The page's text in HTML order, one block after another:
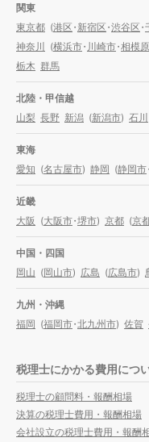
関東
東京都 (港区・新宿区・渋谷区・
神奈川 (横浜市・川崎市・相模
栃木 群馬
北陸・甲信越
山梨 長野 新潟 (新潟市) 石川
東海
愛知 (名古屋市) 静岡 (静岡市
近畿
大阪 (大阪市・堺市) 京都 (京
中国・四国
岡山 (岡山市) 広島 (広島市)
九州・沖縄
福岡 (福岡市・北九州市) 佐賀
税理士にかかる費用につ
税理士の顧問料・報酬相場
決算の税理士費用・報酬相場
会社設立の税理士費用・報酬